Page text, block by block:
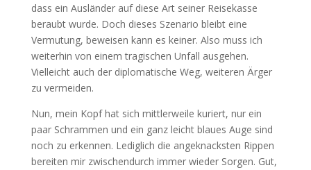
dass ein Ausländer auf diese Art seiner Reisekasse
beraubt wurde. Doch dieses Szenario bleibt eine
Vermutung, beweisen kann es keiner. Also muss ich
weiterhin von einem tragischen Unfall ausgehen.
Vielleicht auch der diplomatische Weg, weiteren Ärger
zu vermeiden.
Nun, mein Kopf hat sich mittlerweile kuriert, nur ein
paar Schrammen und ein ganz leicht blaues Auge sind
noch zu erkennen. Lediglich die angeknacksten Rippen
bereiten mir zwischendurch immer wieder Sorgen. Gut,